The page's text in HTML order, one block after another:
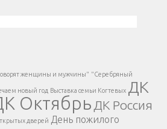
женщины и мужчины" "Серебряный
новый год Выставка семьи Когтевых ДК
Октябрь ДК Россия
дверей День пожилого